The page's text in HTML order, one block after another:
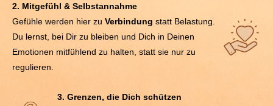
2. Mitgefühl & Selbstannahme
Gefühle werden hier zu Verbindung statt Belastung.
Du lernst, bei Dir zu bleiben und Dich in Deinen
Emotionen mitfühlend zu halten, statt sie nur zu
regulieren.
3. Grenzen, die Dich schützen